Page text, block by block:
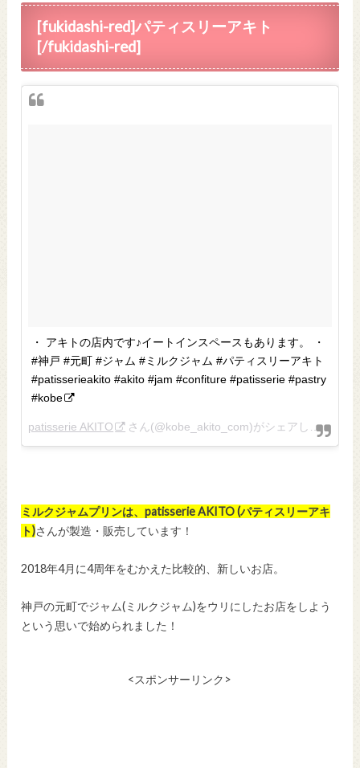
[fukidashi-red]パティスリーアキト
[/fukidashi-red]
・ アキトの店内です♪イートインスペースもあります。 ・
#神戸 #元町 #ジャム #ミルクジャム #パティスリーアキト
#patisserieakito #akito #jam #confiture #patisserie #pastry
#kobe
patisserie AKITO さん(@kobe_akito_com)がシェアした投稿 –
ミルクジャムプリンは、patisserie AKITO (パティスリーアキ
ト)さんが製造・販売しています！
2018年4月に4周年をむかえた比較的、新しいお店。
神戸の元町でジャム(ミルクジャム)をウリにしたお店をしよう
という思いで始められました！
<スポンサーリンク>